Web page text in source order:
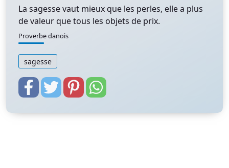
La sagesse vaut mieux que les perles, elle a plus
de valeur que tous les objets de prix.
Proverbe danois
sagesse